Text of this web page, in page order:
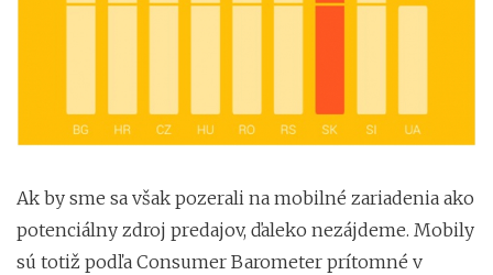
Ak by sme sa však pozerali na mobilné zariadenia ako
potenciálny zdroj predajov, ďaleko nezájdeme. Mobily
sú totiž podľa Consumer Barometer prítomné v